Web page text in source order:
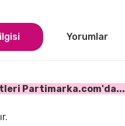
Yorumlar
Partimarka.com'da...